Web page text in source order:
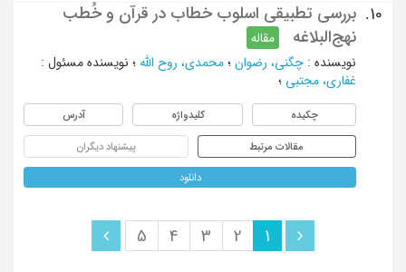
10.
بررسی تطبیقی اسلوب خطاب در قرآن و خُطب
نهج‌البلاغه
مقاله
نویسنده : چگنی، رضوان ؛ محمدی، روح الله ؛ نویسنده مسئول :
غفاری، مجتبی ؛
چکیده کلیدواژه آدرس
مقالات مرتبط پیشنهاد دیگران
دانلود
1
2
3
4
5